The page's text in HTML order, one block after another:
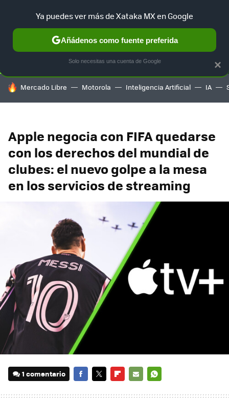
SELECCIÓN GAMING HOME AUTO TERRITORIO
HOY SE HABLA DE
Mercado Libre Motorola Inteligencia Artificial IA
Apple negocia con FIFA quedarse
con los derechos del mundial de
clubes: el nuevo golpe a la mesa
en los servicios de streaming
1 comentario
×
Ya puedes ver más de Xataka MX en Google
Añádenos como fuente preferida
Solo necesitas una cuenta de Google